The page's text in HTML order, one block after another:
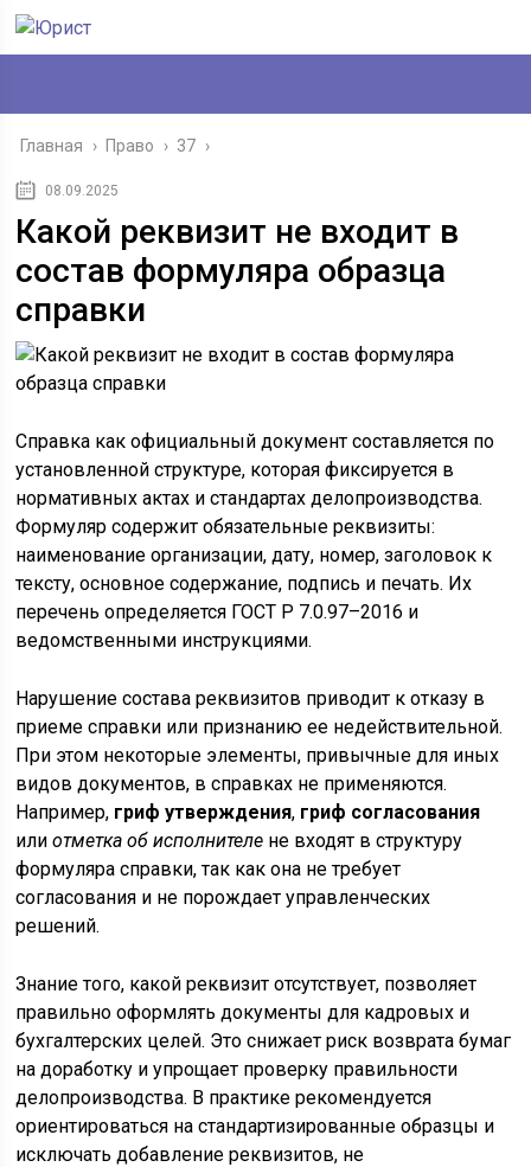
Главная › Право › 37 ›
08.09.2025
Какой реквизит не входит в
состав формуляра образца
справки
Справка как официальный документ составляется по
установленной структуре, которая фиксируется в
нормативных актах и стандартах делопроизводства.
Формуляр содержит обязательные реквизиты:
наименование организации, дату, номер, заголовок к
тексту, основное содержание, подпись и печать. Их
перечень определяется ГОСТ Р 7.0.97–2016 и
ведомственными инструкциями.
Нарушение состава реквизитов приводит к отказу в
приеме справки или признанию ее недействительной.
При этом некоторые элементы, привычные для иных
видов документов, в справках не применяются.
Например, гриф утверждения, гриф согласования
илиотметка об исполнителе не входят в структуру
формуляра справки, так как она не требует
согласования и не порождает управленческих
решений.
Знание того, какой реквизит отсутствует, позволяет
правильно оформлять документы для кадровых и
бухгалтерских целей. Это снижает риск возврата бумаг
на доработку и упрощает проверку правильности
делопроизводства. В практике рекомендуется
ориентироваться на стандартизированные образцы и
исключать добавление реквизитов, не